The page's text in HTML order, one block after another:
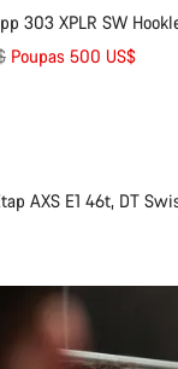
303 XPLR SW
Poupas 500 US$
em 2XL
AXS E1 46t, DT